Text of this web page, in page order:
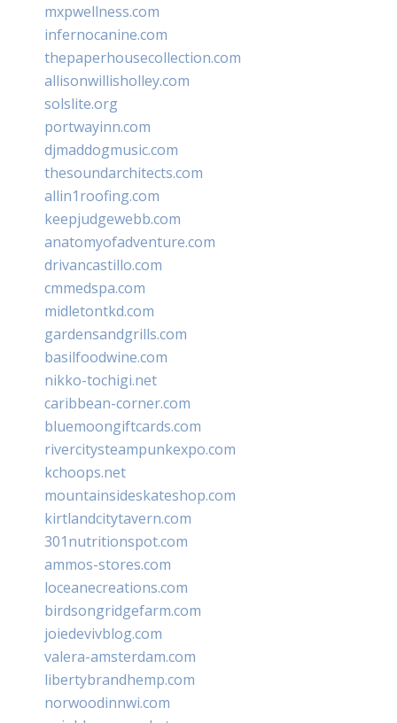
mxpwellness.com
infernocanine.com
thepaperhousecollection.com
allisonwillisholley.com
solslite.org
portwayinn.com
djmaddogmusic.com
thesoundarchitects.com
allin1roofing.com
keepjudgewebb.com
anatomyofadventure.com
drivancastillo.com
cmmedspa.com
midletontkd.com
gardensandgrills.com
basilfoodwine.com
nikko-tochigi.net
caribbean-corner.com
bluemoongiftcards.com
rivercitysteampunkexpo.com
kchoops.net
mountainsideskateshop.com
kirtlandcitytavern.com
301nutritionspot.com
ammos-stores.com
loceanecreations.com
birdsongridgefarm.com
joiedevivblog.com
valera-amsterdam.com
libertybrandhemp.com
norwoodinnwi.com